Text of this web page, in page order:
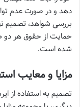
دهد و در صورت عدم
بررسی شواهد، تصمیم
حمایت از حقوق هر دو
شده است.
مزایا و معایب
تصمیم به استفاده از